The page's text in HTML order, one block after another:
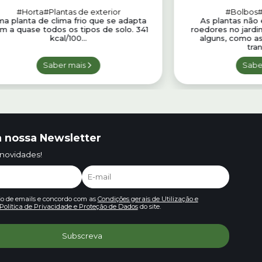
#Horta#Plantas de exterior
planta de clima frio que se adapta
a quase todos os tipos de solo. 341
kcal/100...
Saber mais
#Bolbos
As plantas não
roedores no
alguns, como
nossa Newsletter
de emails e concordo com as Condições gerais de Utilização e
Política de Privacidade e Proteção de Dadosdo site.